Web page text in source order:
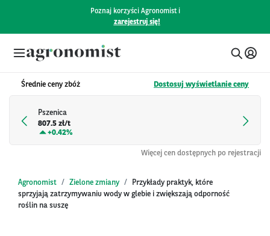
Poznaj korzyści Agronomist i
zarejestruj się!
Średnie ceny zbóż Dostosuj wyświetlanie ceny
Pszenica
807.5 zł/t
+0.42%
Więcej cen dostępnych po rejestracji
Agronomist Zielone zmiany
Przykłady praktyk, które
sprzyjają zatrzymywaniu wody w glebie i zwiększają odporność
roślin na suszę